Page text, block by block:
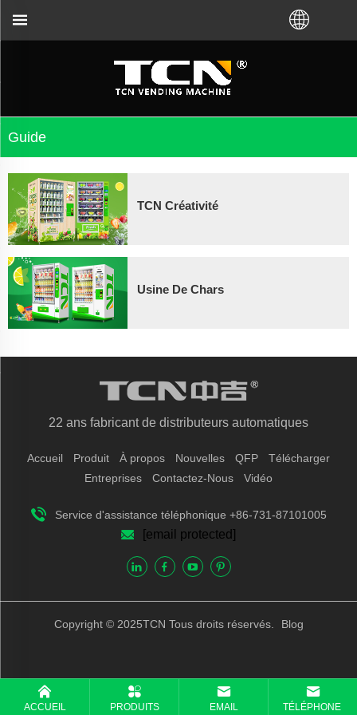
Guide
TCN Créativité
Usine De Chars
22 ans fabricant de distributeurs automatiques
Accueil Produit À propos Nouvelles QFP
Télécharger
Entreprises
Contactez-Nous Vidéo
Service d'assistance téléphonique +86-731-87101005
[email protected]
Copyright © 2025TCN Tous droits réservés. Blog
ACCUEIL PRODUITS EMAIL TÉLÉPHONE
pour les conseils et le dépannage des